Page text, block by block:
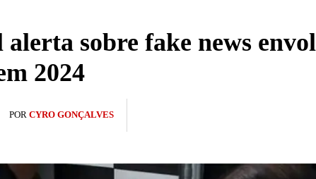
sobre fake news
2024
POR CYRO GONÇALVES